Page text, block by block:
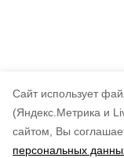
Cайт использует
(Яндекс.Метрика и
сайтом, Вы
персональных